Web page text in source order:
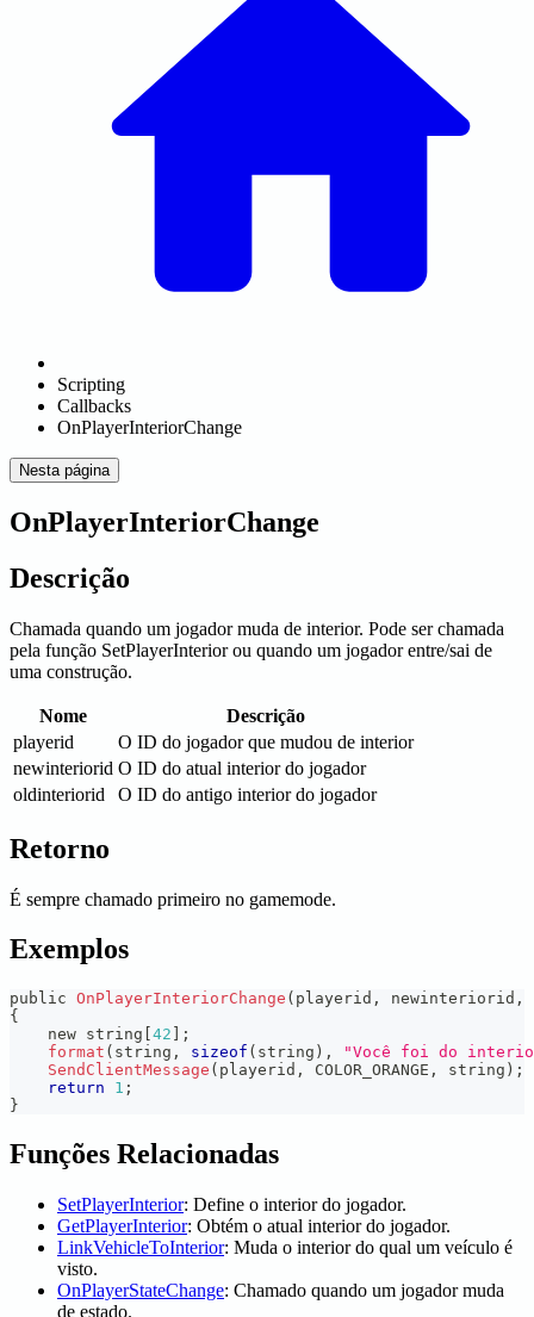
Scripting
Callbacks
OnPlayerInteriorChange
Nesta página
OnPlayerInteriorChange
Descrição
Chamada quando um jogador muda de interior. Pode ser chamada
pela função SetPlayerInterior ou quando um jogador entre/sai de
uma construção.
Nome
Descrição
playerid
O ID do jogador que mudou de interior
newinteriorid O ID do atual interior do jogador
oldinteriorid
O ID do antigo interior do jogador
Retorno
É sempre chamado primeiro no gamemode.
Exemplos
public OnPlayerInteriorChange ( playerid , newinteriorid ,
{
    new string
42
;
format ( string , sizeof ( string ) ,
"Você foi do
SendClientMessage ( playerid , COLOR_ORANGE , string ) ;
return
1 ;
}
Funções Relacionadas
SetPlayerInterior: Define o interior do jogador.
GetPlayerInterior: Obtém o atual interior do jogador.
LinkVehicleToInterior: Muda o interior do qual um veículo é
visto.
OnPlayerStateChange: Chamado quando um jogador muda
de estado.